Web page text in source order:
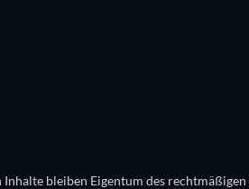
bleiben Eigentum des rechtmäßigen